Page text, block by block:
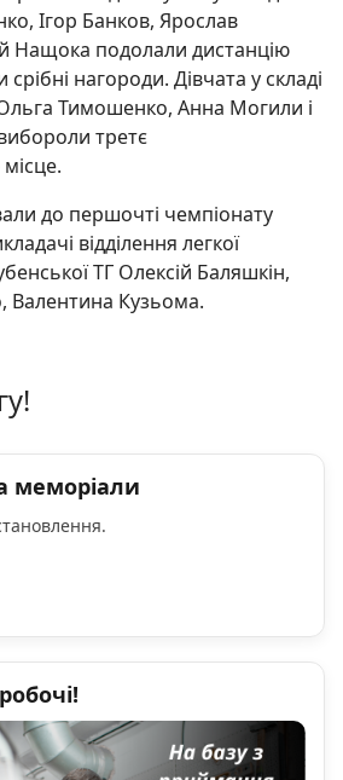
Ігор Банков, Ярослав
Нащока подолали дистанцію
нагороди. Дівчата у складі
Тимошенко, Анна Могили і
третє
до першочті чемпіонату
відділення легкої
ТГ Олексій Баляшкін,
Валентина Кузьома.
меморіали